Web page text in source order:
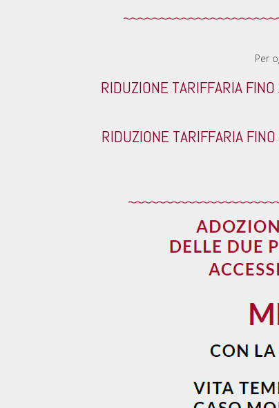
Per
RIDUZIONE TARIFFARIA
RIDUZIONE TARIFFARIA